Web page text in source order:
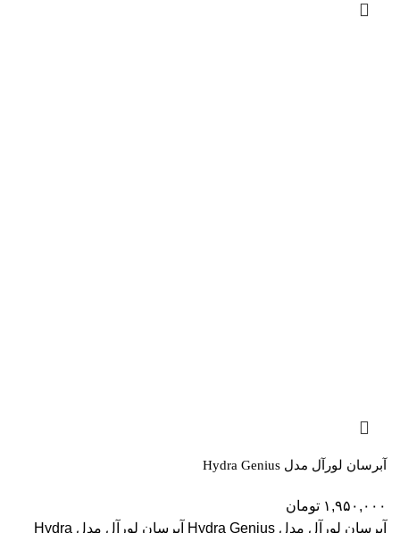
آبرسان لورآل مدل Hydra Genius
۱,۹۵۰,۰۰۰ تومان
آبرسان لورآل مدل Hydra Genius آبرسان لورآل مدل Hydra